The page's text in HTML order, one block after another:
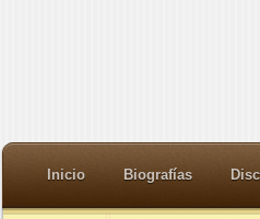
Inicio Biografías